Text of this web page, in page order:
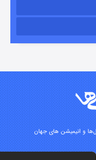
و انیمیشن های جهان